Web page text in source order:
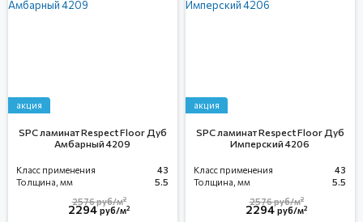
акция
SPC ламинат Respect Floor Дуб
Амбарный 4209
Класс применения
43
Толщина, мм
5.5
2294руб/м2
2576руб/м2
акция
SPC ламинат Respect Floor Дуб
Имперский 4206
Класс применения
43
Толщина, мм
5.5
2294руб/м2
2576руб/м2